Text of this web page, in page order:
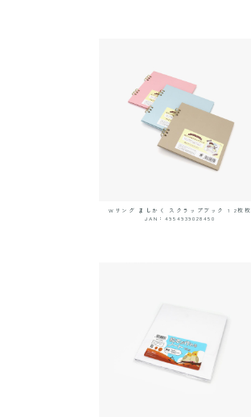
Wリング ましかく スクラップブック 1 2枚枚
JAN：4954939028450